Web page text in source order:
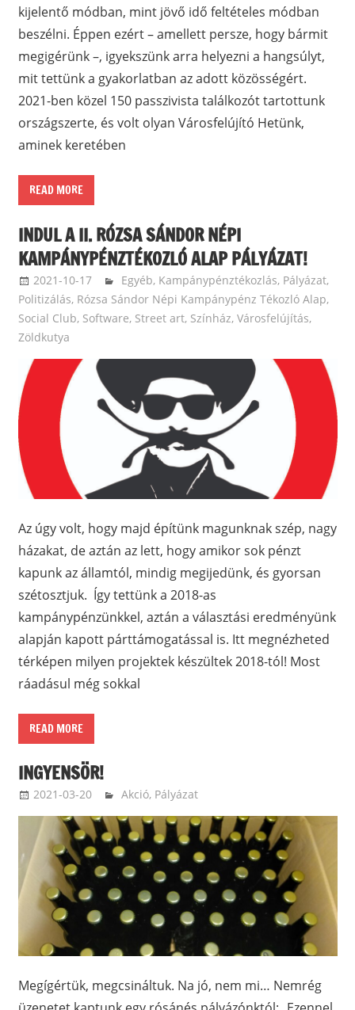
kijelentő módban, mint jövő idő feltételes módban
beszélni. Éppen ezért – amellett persze, hogy bármit
megigérünk –, igyekszünk arra helyezni a hangsúlyt,
mit tettünk a gyakorlatban az adott közösségért.
2021-ben közel 150 passzivista találkozót tartottunk
országszerte, és volt olyan Városfelújító Hetünk,
aminek keretében
READ MORE
INDUL A II. RÓZSA SÁNDOR NÉPI
KAMPÁNYPÉNZTÉKOZLÓ ALAP PÁLYÁZAT!
2021-10-17 ketfarkukutya
Egyéb, Kampánypénztékozlás, Pályázat,
Politizálás, Rózsa Sándor Népi Kampánypénz Tékozló Alap,
Social Club, Software, Street art, Színház, Városfelújítás,
Zöldkutya
Az úgy volt, hogy majd építünk magunknak szép, nagy
házakat, de aztán az lett, hogy amikor sok pénzt
kapunk az államtól, mindig megijedünk, és gyorsan
szétosztjuk. Így tettünk a 2018-as
kampánypénzünkkel, aztán a választási eredményünk
alapján kapott párttámogatással is. Itt megnézheted
térképen milyen projektek készültek 2018-tól! Most
ráadásul még sokkal
READ MORE
INGYENSÖR!
2021-03-20 ketfarkukutya
Akció, Pályázat
Megígértük, megcsináltuk. Na jó, nem mi… Nemrég